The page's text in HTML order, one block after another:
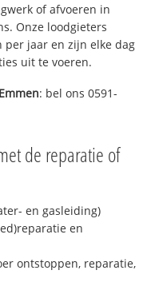
of afvoeren in
Onze loodgieters
per jaar en zijn elke dag
uit te voeren.
Emmen: bel ons 0591-
de reparatie of
en gasleiding)
en
ontstoppen, reparatie,